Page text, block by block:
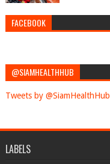
FACEBOOK
@SIAMHEALTHHUB
Tweets by @SiamHealthHub
LABELS